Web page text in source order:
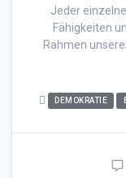
Jeder
Fähigkeiten
Rahmen
DEMOKRATIE